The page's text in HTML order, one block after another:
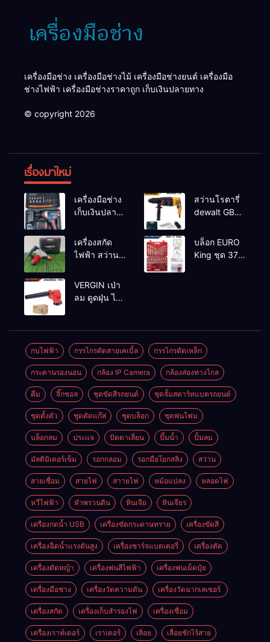
เครื่องมือช่าง เครื่องมือช่างไม้ เครื่องมือช่างยนต์ เครื่องมือ
ช่างไฟฟ้า เครื่องมือช่างราคาถูก เก็บเงินปลายทาง
© copyright 2026
เรื่องมาใหม่
เครื่องมือช่าง
เก็บเงินปลาย
สว่านโรตารี่
dewalt GBH
2-26 DFR ทุ่น
ทองแดงแท้
100%
เครื่องสกัด
ไฟฟ้า สว่าน
MAKTEC รุ่น MT2926A
บล็อก EURO
King ชุด 37
VERGIN เป่า
ลม ดูดฝุ่น ไร้
กบไฟฟ้า กรรไกรตัดสายเคเบิ้ล กรรไกรตัดเหล็ก
กระดานรองนอน กล้อง IP Camera กล้องส่องทางไกล
คีม จิ๊กซอล ชุดขัดสีรถยนต์​ ชุดจั้มสตาร์ทแบตรถยนต์
ชุดตั้งตัว ชุดตัดแก๊ส ชุดบล็อก ชุดพ่นโฟม
บล็อกลม ประแจ ปัตตาเลี่ยน ปั๊มน้ำ ปั้มลม
มัลติมิเตอร์เข็ม รอกกลอม รอกมือโยกสลิง สว่าน
สายเชื่อม สายไฟ สาายไฟ หม้อแปลง หลอดไฟ
หวีไฟฟ้า หัวพรวนดิน หินเจีย หินเจียร
เครื่องกดน้ำ USB เครื่องขัดกระดาษทราย เครื่องขัดสี
เครื่องฉีดน้ำแรงดันสูง เครื่องชาร์จแบตเตอรี่ เครื่องตัด
เครื่องตัดหญ้า เครื่องพ่นสีไฟฟ้า เครื่องพ่นเม็ดปุ๋ย
เครื่องมือช่าง เครื่องวัดความดัน เครื่องวัดฉากเลเซอร์
เครื่องสกัด เครื่องเก็บสํารองไฟ เครื่องเชื่อม
เครื่องเราท์เตอร์ เราเตอร์ เลิ่อย เลื่อยชักไร้สาย